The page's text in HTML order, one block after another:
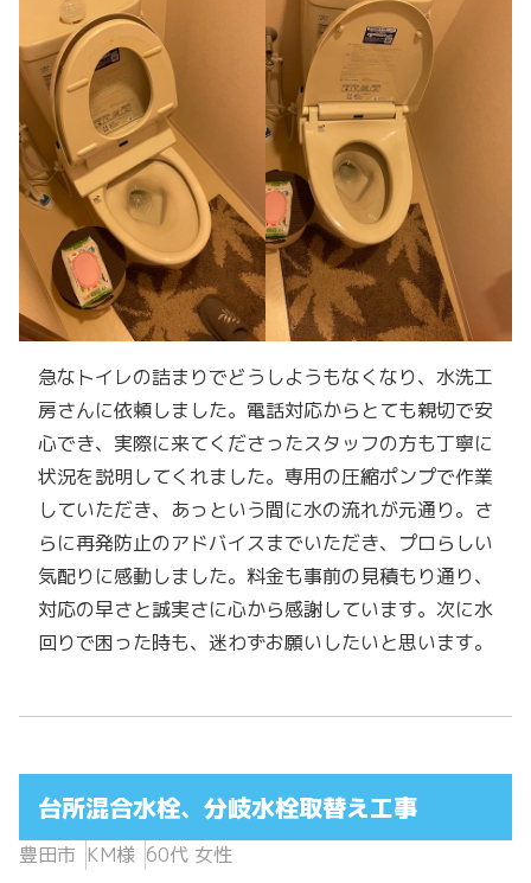
急なトイレの詰まりでどうしようもなくなり、水洗工
房さんに依頼しました。電話対応からとても親切で安
心でき、実際に来てくださったスタッフの方も丁寧に
状況を説明してくれました。専用の圧縮ポンプで作業
していただき、あっという間に水の流れが元通り。さ
らに再発防止のアドバイスまでいただき、プロらしい
気配りに感動しました。料金も事前の見積もり通り、
対応の早さと誠実さに心から感謝しています。次に水
回りで困った時も、迷わずお願いしたいと思います。
台所混合水栓、分岐水栓取替え工事
豊田市 KM様 60代 女性